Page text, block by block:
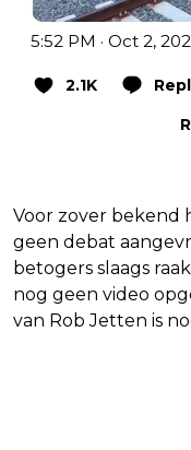
5:52 PM · Oct 2,
2.1K
Voor zover bekend
geen debat
betogers slaags
nog geen video
van Rob Jetten is